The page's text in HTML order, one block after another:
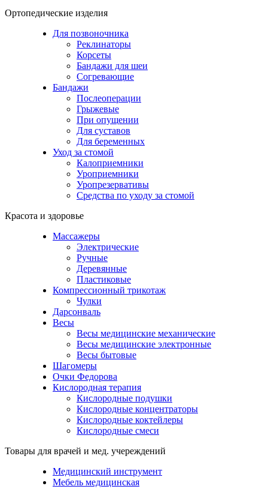
Ортопедические изделия
Для позвоночника
Реклинаторы
Корсеты
Бандажи для шеи
Согревающие
Бандажи
Послеоперации
Грыжевые
При опущении
Для суставов
Для беременных
Уход за стомой
Калоприемники
Уроприемники
Уропрезервативы
Средства по уходу за стомой
Красота и здоровье
Массажеры
Электрические
Ручные
Деревянные
Пластиковые
Компрессионный трикотаж
Чулки
Дарсонваль
Весы
Весы медицинские механические
Весы медицинские электронные
Весы бытовые
Шагомеры
Очки Федорова
Кислородная терапия
Кислородные подушки
Кислородные концентраторы
Кислородные коктейлеры
Кислородные смеси
Товары для врачей и мед. учереждений
Медицинский инструмент
Мебель медицинская